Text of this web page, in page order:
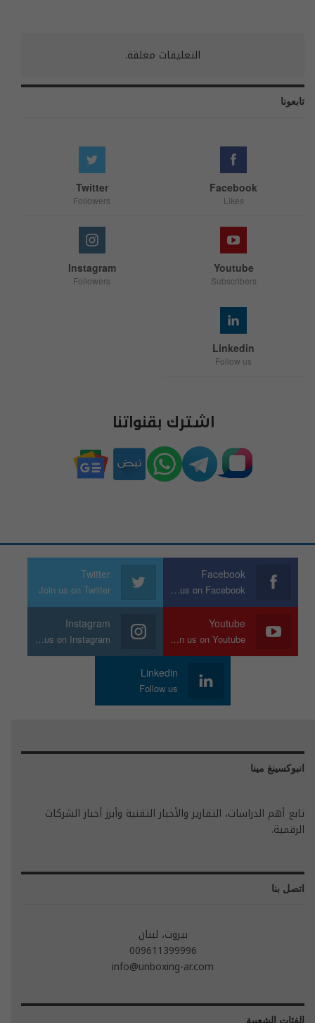
التعليقات مغلقة.
تابعونا
Facebook
Likes
Twitter
Followers
Youtube
Subscribers
Instagram
Followers
Linkedin
Follow us
اشترك بقنواتنا
Facebook
Join us on Facebook
Twitter
Join us on Twitter
Youtube
Join us on Youtube
Instagram
Join us on Instagram
Linkedin
Follow us
انبوكسينغ مينا
تابع أهم الدراسات، التقارير والأخبار التقنية وأبرز أخبار الشركات
الرقمية.
اتصل بنا
بيروت، لبنان
009611399996
info@unboxing-ar.com
الفئات الشعبية